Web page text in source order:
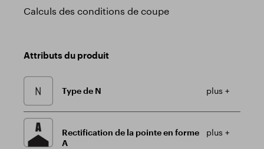
Calculs des conditions de coupe
Attributs du produit
Type de N plus +
Rectification de la pointe en forme
A
plus +